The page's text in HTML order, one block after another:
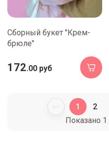
Сборный букет "Крем-
брюле"
172.00 руб
1 2
Показано 1